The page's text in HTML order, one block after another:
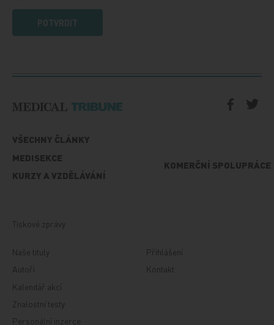
POTVRDIT
VŠECHNY ČLÁNKY
MEDISEKCE
KURZY A VZDĚLÁVÁNÍ
KOMERČNÍ SPOLUPRÁCE
Tiskové zprávy
Naše tituly
Autoři
Kalendář akcí
Znalostní testy
Personální inzerce
Přihlášení
Kontakt